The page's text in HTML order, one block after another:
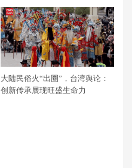
大陆民俗火“出圈”，台湾舆论：
创新传承展现旺盛生命力